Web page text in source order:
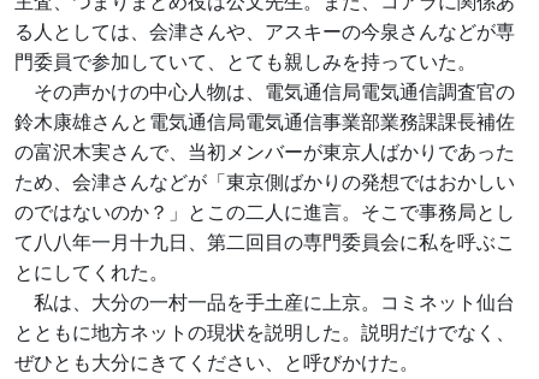
る人としては、会津さんや、アスキーの今泉さんなどが専
門委員で参加していて、とても親しみを持っていた。
その声かけの中心人物は、電気通信局電気通信調査官の
鈴木康雄さんと電気通信局電気通信事業部業務課課長補佐
の富沢木実さんで、当初メンバーが東京人ばかりであった
ため、会津さんなどが「東京側ばかりの発想ではおかしい
のではないのか？」とこの二人に進言。そこで事務局とし
て八八年一月十九日、第二回目の専門委員会に私を呼ぶこ
とにしてくれた。
私は、大分の一村一品を手土産に上京。コミネット仙台
とともに地方ネットの現状を説明した。説明だけでなく、
ぜひとも大分にきてください、と呼びかけた。